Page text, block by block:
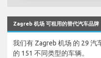
Zagreb 机场 可租用的替代汽车品牌
我们有 Zagreb 机场 的 29 汽
的 151 不同类型的车辆。